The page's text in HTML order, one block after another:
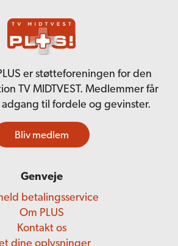
er støtteforeningen for den
TV MIDTVEST. Medlemmer får
til fordele og gevinster.
Bliv medlem
Genveje
betalingsservice
Om PLUS
Kontakt os
dine oplysninger